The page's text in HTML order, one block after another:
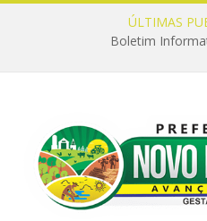
ÚLTIMAS
Boletim